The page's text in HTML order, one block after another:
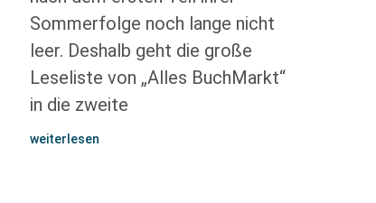
Sommerfolge noch lange nicht
leer. Deshalb geht die große
Leseliste von „Alles BuchMarkt“
in die zweite
weiterlesen